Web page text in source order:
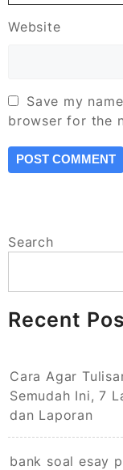
Website
Save my
browser for the
Search
Recent
Cara Agar
Semudah Ini, 7
dan Laporan
bank soal esay